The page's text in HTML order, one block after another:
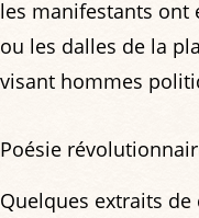
les manifestants ont
ou les dalles de la
visant hommes
Poésie
Quelques extraits